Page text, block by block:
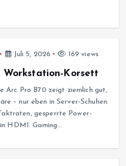
Juli 5, 2026 169 views
Korsett
Arc Pro B70 zeigt ziemlich gut,
– nur eben in Server-Schuhen.
gesperrte Power-
HDMI. Gaming…